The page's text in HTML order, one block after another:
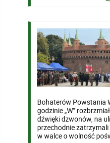
Bohaterów Powstania
godzinie „W”
dźwięki dzwonów, na
przechodnie
w walce o wolność